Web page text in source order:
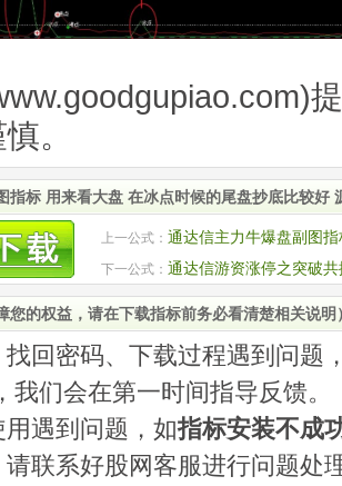
。
指标 用来看大盘 在冰点时候的尾盘抄底比较好
上一公式： 通达信主力牛爆盘副图
下一公式： 通达信游资涨停之突破
附图
您的权益，请在下载指标前务必看清楚相关说明
找回密码、下载过程遇到问题
，我们会在第一时间指导反馈。
用遇到问题，如指标安装不成
请联系好股网客服进行问题处